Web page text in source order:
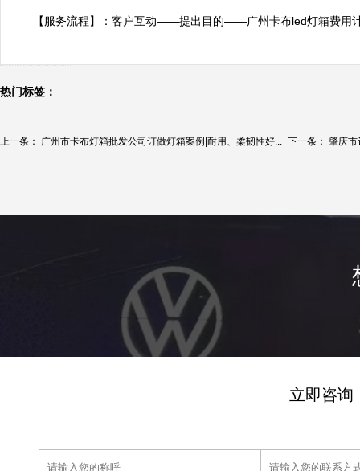
【服务流程】：客户互动——提出目的——广州卡布led灯箱费
热门标签：
上一条： 广州市卡布灯箱批发公司订做灯箱案例|耐用、柔韧性好... 下一条： 肇庆市
立即咨询